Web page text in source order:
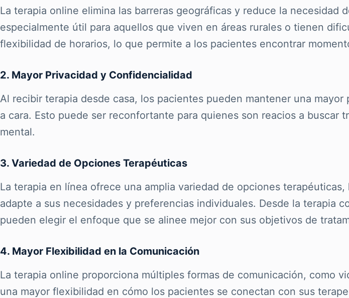
La terapia online elimina las barreras geográficas y reduce la
especialmente útil para aquellos que viven en áreas rurales o tienen
flexibilidad de horarios, lo que permite a los pacientes encontrar
2. Mayor Privacidad y Confidencialidad
Al recibir terapia desde casa, los pacientes pueden mantener una
a cara. Esto puede ser reconfortante para quienes son reacios a
mental.
3. Variedad de Opciones Terapéuticas
La terapia en línea ofrece una amplia variedad de opciones
adapte a sus necesidades y preferencias individuales. Desde la terapia
pueden elegir el enfoque que se alinee mejor con sus objetivos de
4. Mayor Flexibilidad en la Comunicación
La terapia online proporciona múltiples formas de comunicación, como
una mayor flexibilidad en cómo los pacientes se conectan con sus